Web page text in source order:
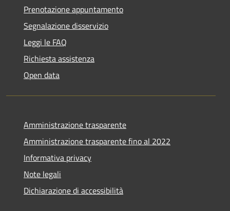
Prenotazione appuntamento
Segnalazione disservizio
Leggi le FAQ
Richiesta assistenza
Open data
Amministrazione trasparente
Amministrazione trasparente fino al 2022
Informativa privacy
Note legali
Dichiarazione di accessibilità